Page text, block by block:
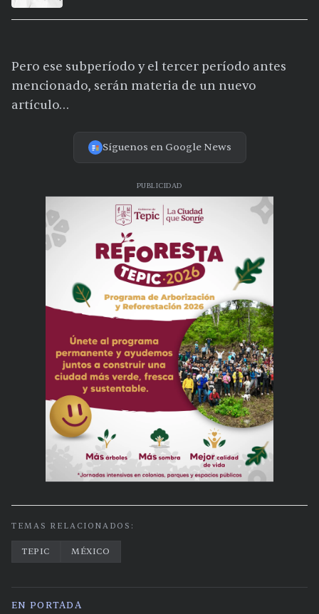
Pero ese subperíodo y el tercer período antes
mencionado, serán materia de un nuevo
artículo…
Síguenos en Google News
PUBLICIDAD
TEMAS RELACIONADOS:
TEPIC MÉXICO
EN PORTADA